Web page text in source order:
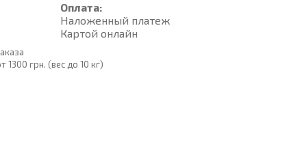
Оплата:
Наложенный платеж
Картой онлайн
1300 грн. (вес до 10 кг)